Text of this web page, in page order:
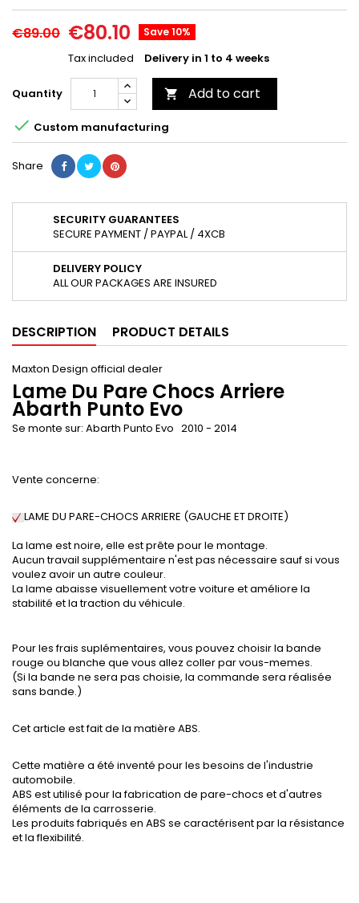
€89.00 €80.10 Save 10%
Tax included Delivery in 1 to 4 weeks
Quantity  Add to cart
 Custom manufacturing
Share
SECURITY GUARANTEES
SECURE PAYMENT / PAYPAL / 4XCB
DELIVERY POLICY
ALL OUR PACKAGES ARE INSURED
DESCRIPTION PRODUCT DETAILS
Maxton Design official dealer
Lame Du Pare Chocs Arriere
Abarth Punto Evo
Se monte sur: Abarth Punto Evo 2010 - 2014
Vente concerne:
LAME DU PARE-CHOCS ARRIERE (GAUCHE ET DROITE)
La lame est noire, elle est prête pour le montage.
Aucun travail supplémentaire n'est pas nécessaire sauf si vous
voulez avoir un autre couleur.
La lame abaisse visuellement votre voiture et améliore la
stabilité et la traction du véhicule.
Pour les frais suplémentaires, vous pouvez choisir la bande
rouge ou blanche que vous allez coller par vous-memes.
(Si la bande ne sera pas choisie, la commande sera réalisée
sans bande.)
Cet article est fait de la matière ABS.
Cette matière a été inventé pour les besoins de l'industrie
automobile.
ABS est utilisé pour la fabrication de pare-chocs et d'autres
éléments de la carrosserie.
Les produits fabriqués en ABS se caractérisent par la résistance
et la flexibilité.